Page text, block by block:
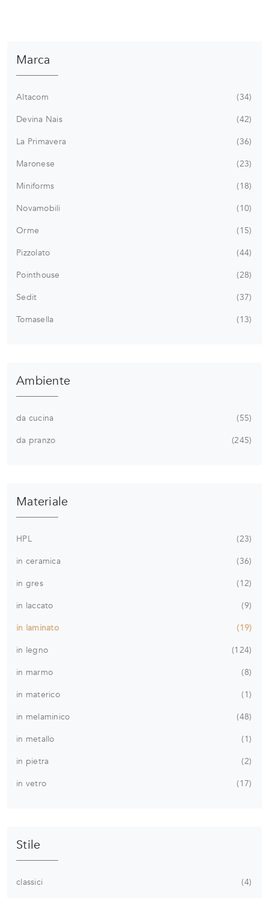
Marca
Altacom
34
Devina Nais
42
La Primavera
36
Maronese
23
Miniforms
18
Novamobili
10
Orme
15
Pizzolato
44
Pointhouse
28
Sedit
37
Tomasella
13
Ambiente
da cucina
55
da pranzo
245
Materiale
HPL
23
in ceramica
36
in gres
12
in laccato
9
in laminato
19
in legno
124
in marmo
8
in materico
1
in melaminico
48
in metallo
1
in pietra
2
in vetro
17
Stile
classici
4